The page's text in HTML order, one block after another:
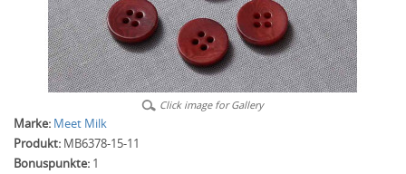
Click image for Gallery
Marke: Meet Milk
Produkt: MB6378-15-11
Bonuspunkte: 1